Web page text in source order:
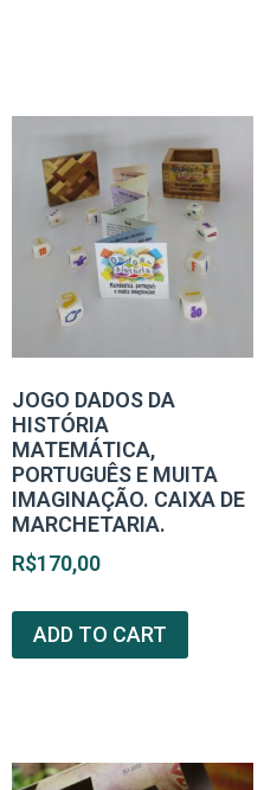
JOGO DADOS DA
HISTÓRIA
MATEMÁTICA,
PORTUGUÊS E MUITA
IMAGINAÇÃO. CAIXA DE
MARCHETARIA.
R$170,00
ADD TO CART